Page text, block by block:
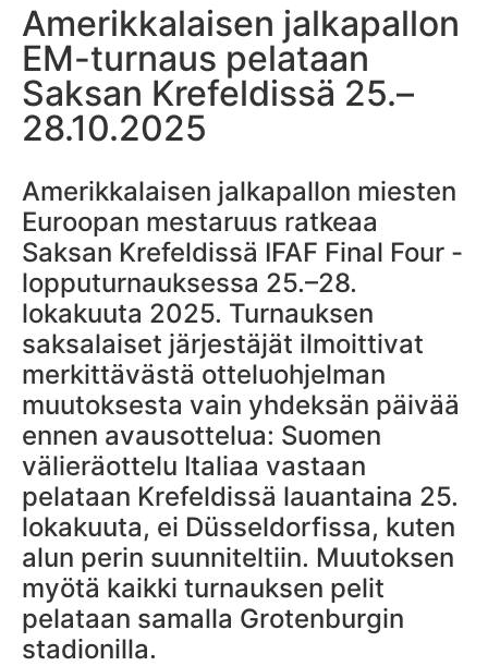
Amerikkalaisen jalkapallon
EM-turnaus pelataan
Saksan Krefeldissä 25.–
28.10.2025
Amerikkalaisen jalkapallon miesten
Euroopan mestaruus ratkeaa
Saksan Krefeldissä IFAF Final Four -
lopputurnauksessa 25.–28.
lokakuuta 2025. Turnauksen
saksalaiset järjestäjät ilmoittivat
merkittävästä otteluohjelman
muutoksesta vain yhdeksän päivää
ennen avausottelua: Suomen
välieräottelu Italiaa vastaan
pelataan Krefeldissä lauantaina 25.
lokakuuta, ei Düsseldorfissa, kuten
alun perin suunniteltiin. Muutoksen
myötä kaikki turnauksen pelit
pelataan samalla Grotenburgin
stadionilla.